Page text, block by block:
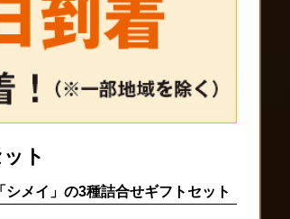
ト
シメイ」の3種詰合せギフトセット